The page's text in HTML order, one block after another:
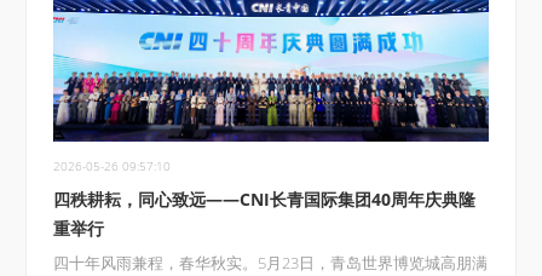
2026-05-26 09:57:10
四秩耕耘，同心致远——CNI长青国际集团40周年庆典隆
重举行
四十年风雨兼程，春华秋实。5月23日，青岛世界博览城高朋满